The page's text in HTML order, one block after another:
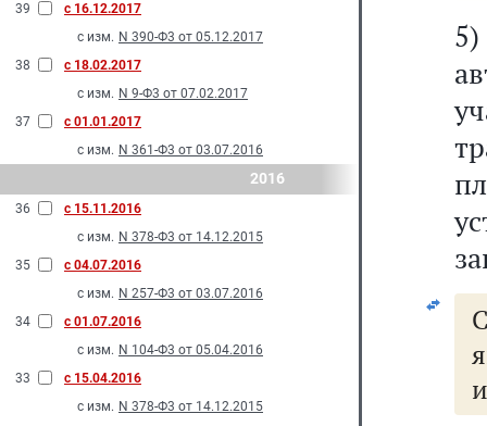
39
с 16.12.2017
с изм. N 390-Ф3 от 05.12.2017
38
с 18.02.2017
с изм. N 9-Ф3 от 07.02.2017
37
с 01.01.2017
с изм. N 361-Ф3 от 03.07.2016
2016
36
с 15.11.2016
с изм. N 378-Ф3 от 14.12.2015
35
с 04.07.2016
с изм. N 257-Ф3 от 03.07.2016
34
с 01.07.2016
с изм. N 104-Ф3 от 05.04.2016
33
с 15.04.2016
с изм. N 378-Ф3 от 14.12.2015